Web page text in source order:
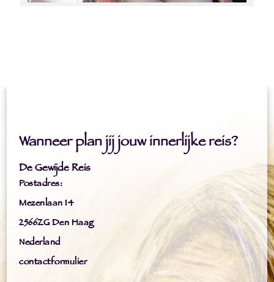
Wanneer plan jij jouw innerlijke reis?
De Gewijde Reis
Postadres:
Mezenlaan 14
2566ZG Den Haag
Nederland
contactformulier